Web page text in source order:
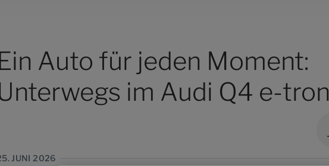
Auto für jeden Moment:
im Audi Q4 e-tron
JUNI 2026